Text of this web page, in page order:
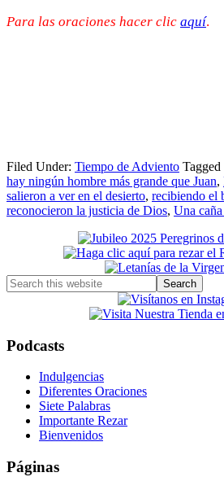
Para las oraciones hacer clic aquí.
Filed Under: Tiempo de Adviento
hay ningún hombre más grande que Juan,
salieron a ver en el desierto, recibiendo el
reconocieron la justicia de Dios, Una
Primary
Sidebar
Search
this
Podcasts
Indulgencias
Diferentes Oraciones
Siete Palabras
Importante Rezar
Bienvenidos
Páginas